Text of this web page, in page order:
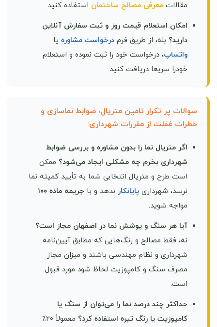
مقالات معرفی مصالح ساختمان استفاده کنید.
امکان استعلام قیمت روز و ثبت سفارش آنلاین
دارید؟ بله، از طریق فرم درخواست مشاورهیا
واتساپ، درخواست خود را ثبت نموده و استعلام
خودرا سریعا دریافت کنید.
سوالات پر تکرار تامین متریال، ضوابط نماسازی و
خطرات غفلت از مقررات شهرداری:
اگر متریال نما را بدون مشاوره و بررسی ضوابط
شهرداری بخرم چه مشکلی ایجاد می‌شود؟ ممکن
است طرح و متریال انتخابی شما به تأیید کمیته نما
نرسد، شهرداری پایانکار ندهد و با جریمه ماده ١٠٠
مواجه شوید.
آیا هر سنگ و پوشش نما در اصفهان مجاز است؟
نه، فقط مصالح و رنگ‌هایی که مطابق آیین‌نامه
شهرداری و نظام مهندسی باشند و میزان مجاز
مصرف سنگ و کامپوزیت لحاظ شود مورد قبول
است.
حداکثر چند درصد نما را می‌توان از سنگ یا
کامپوزیت یا رنگ تیره استفاده کرد؟
معمولاً ۲۰٪